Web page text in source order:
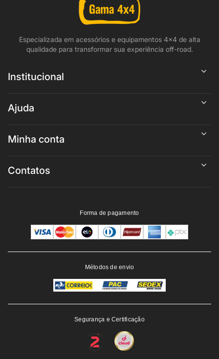
Especializada em acessórios e equipamentos 4x4 de alta
qualidade para transformar sua experiência off-road.
Institucional
Ajuda
Minha conta
Contatos
Forma de pagamento
Métodos de envio
Segurança e Certificação